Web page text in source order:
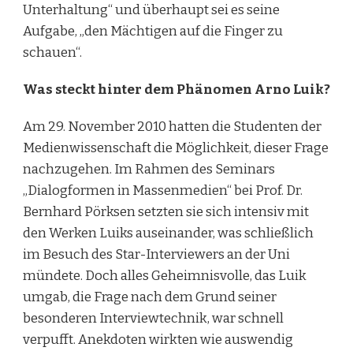
Unterhaltung“ und überhaupt sei es seine
Aufgabe, „den Mächtigen auf die Finger zu
schauen“.
Was steckt hinter dem Phänomen Arno Luik?
Am 29. November 2010 hatten die Studenten der
Medienwissenschaft die Möglichkeit, dieser Frage
nachzugehen. Im Rahmen des Seminars
„Dialogformen in Massenmedien“ bei Prof. Dr.
Bernhard Pörksen setzten sie sich intensiv mit
den Werken Luiks auseinander, was schließlich
im Besuch des Star-Interviewers an der Uni
mündete. Doch alles Geheimnisvolle, das Luik
umgab, die Frage nach dem Grund seiner
besonderen Interviewtechnik, war schnell
verpufft. Anekdoten wirkten wie auswendig